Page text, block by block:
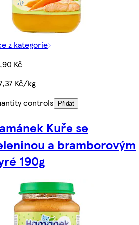
z kategorie
Kč
Kč/kg
controls
Přidat
Kuře se
a bramborovým
190g